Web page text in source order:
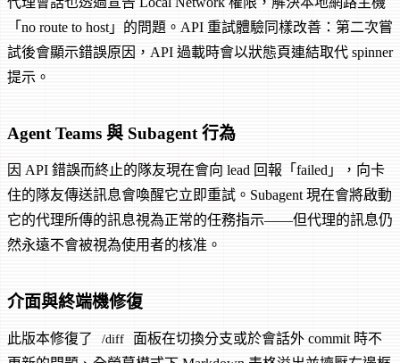
「no route to host」的問題。API 重試體驗同樣改善：第二次嘗
試後會顯示錯誤原因，API 過載時會以狀態頁連結取代 spinner
提示。
Agent Teams 與 Subagent 行為
因 API 錯誤而終止的隊友現在會向 lead 回報「failed」，向卡
住的隊友傳送訊息會喚醒它立即重試。Subagent 現在會將啟動
它的代理所傳的訊息視為正常的任務指示——但代理的訊息仍
然永遠不會被視為使用者的核准。
介面與終端機修復
此版本修復了 /diff
面板在切換分支或於會話外 commit 時不